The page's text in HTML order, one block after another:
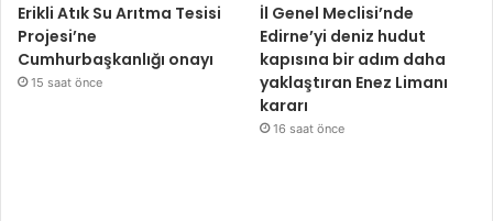
Erikli Atık Su Arıtma Tesisi
Projesi’ne
Cumhurbaşkanlığı onayı
15 saat önce
İl Genel Meclisi’nde
Edirne’yi deniz hudut
kapısına bir adım daha
yaklaştıran Enez Limanı
kararı
16 saat önce